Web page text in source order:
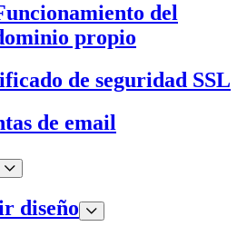
del
propio
de seguridad SSL
de email
diseño